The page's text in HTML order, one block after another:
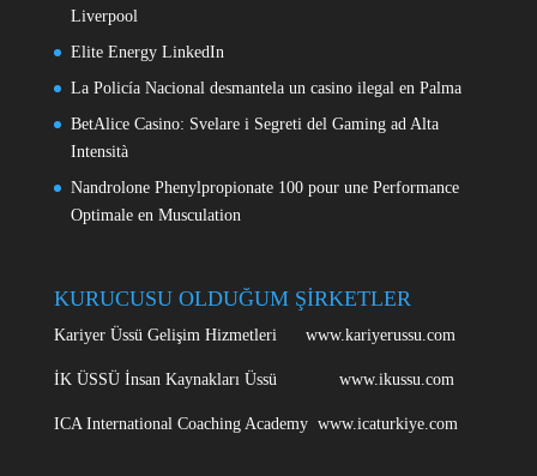
Liverpool
Elite Energy LinkedIn
La Policía Nacional desmantela un casino ilegal en Palma
BetAlice Casino: Svelare i Segreti del Gaming ad Alta
Intensità
Nandrolone Phenylpropionate 100 pour une Performance
Optimale en Musculation
KURUCUSU OLDUĞUM ŞİRKETLER
Kariyer Üssü Gelişim Hizmetleri www.kariyerussu.com
İK ÜSSÜ İnsan Kaynakları Üssü www.ikussu.com
ICA International Coaching Academy www.icaturkiye.com